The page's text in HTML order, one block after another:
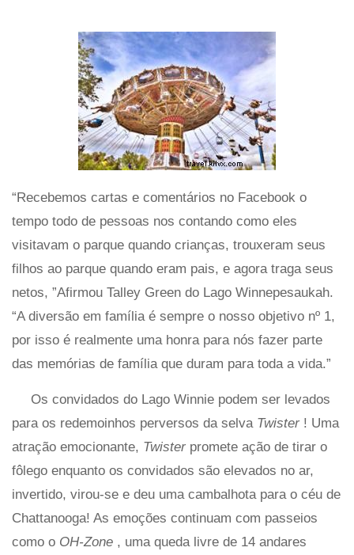
“Recebemos cartas e comentários no Facebook o
tempo todo de pessoas nos contando como eles
visitavam o parque quando crianças, trouxeram seus
filhos ao parque quando eram pais, e agora traga seus
netos, ”Afirmou Talley Green do Lago Winnepesaukah.
“A diversão em família é sempre o nosso objetivo nº 1,
por isso é realmente uma honra para nós fazer parte
das memórias de família que duram para toda a vida.”
Os convidados do Lago Winnie podem ser levados
para os redemoinhos perversos da selva Twister ! Uma
atração emocionante, Twister promete ação de tirar o
fôlego enquanto os convidados são elevados no ar,
invertido, virou-se e deu uma cambalhota para o céu de
Chattanooga! As emoções continuam com passeios
como o OH-Zone , uma queda livre de 14 andares